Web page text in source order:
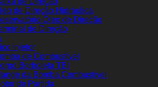
de Direção Hidráulica
Óleo de Direção
de Direção
Injetor
de Combustível
Borboleta TBI
da Bomba Combustível
de Partida